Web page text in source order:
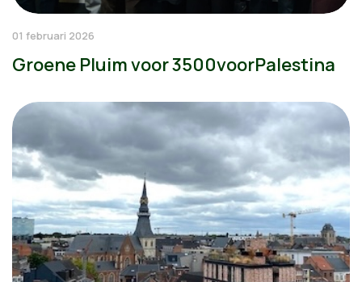
01 februari 2026
Groene Pluim voor 3500voorPalestina